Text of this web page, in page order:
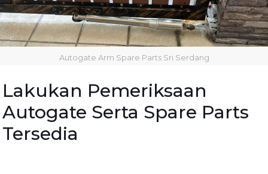
Autogate Arm Spare Parts Sri Serdang
Lakukan Pemeriksaan
Autogate Serta Spare Parts
Tersedia